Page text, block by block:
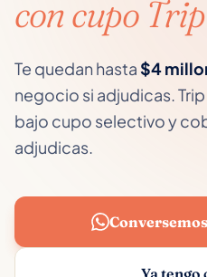
con cupo
Te quedan hasta$4
negocio si adjudicas.
bajo cupo selectivo y
adjudicas.
Ya tengo